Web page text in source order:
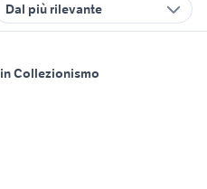
Dal più rilevante
Collezionismo